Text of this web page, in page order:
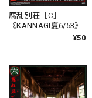
腐乱別荘［C］
《KANNAGI夏6/53》
¥50